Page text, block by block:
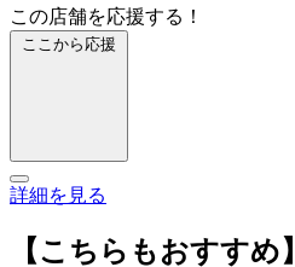
この店舗を応援する！
ここから応援
詳細を見る
【こちらもおすすめ】